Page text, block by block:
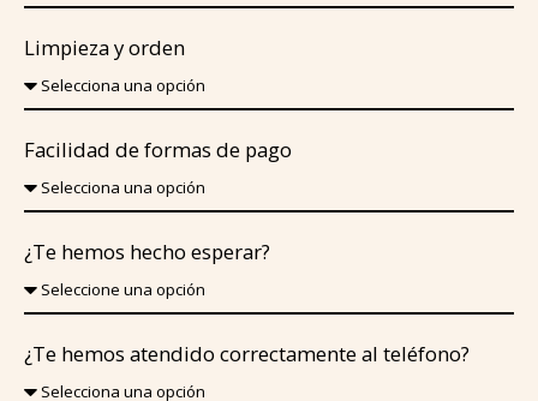
Limpieza y orden
Facilidad de formas de pago
¿Te hemos hecho esperar?
¿Te hemos atendido correctamente al teléfono?